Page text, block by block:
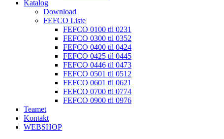
Katalog
Download
FEFCO Liste
FEFCO 0100 til 0231
FEFCO 0300 til 0352
FEFCO 0400 til 0424
FEFCO 0425 til 0445
FEFCO 0446 til 0473
FEFCO 0501 til 0512
FEFCO 0601 til 0621
FEFCO 0700 til 0774
FEFCO 0900 til 0976
Teamet
Kontakt
WEBSHOP